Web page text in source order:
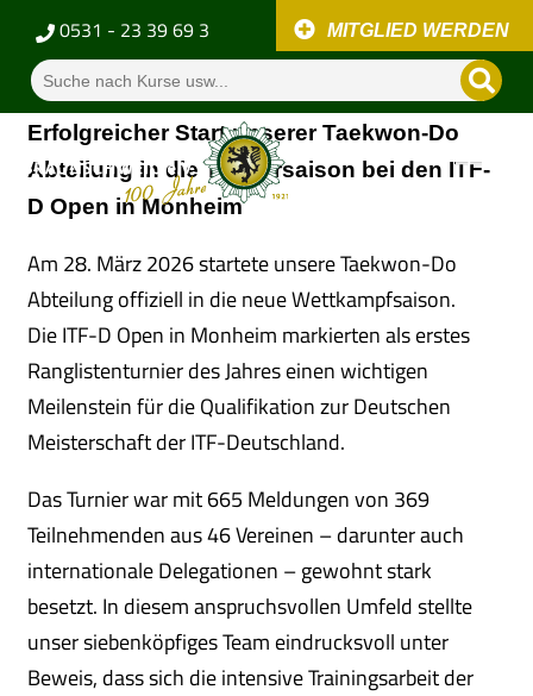
0531 - 23 39 69 3 MITGLIED WERDEN
Erfolgreicher Start unserer Taekwon-Do
Abteilung in die Turniersaison bei den ITF-
D Open in Monheim
Am 28. März 2026 startete unsere Taekwon-Do
Abteilung offiziell in die neue Wettkampfsaison.
DieITF-D Open in Monheim markierten als erstes
Ranglistenturnier des Jahres einen wichtigen
Meilenstein für die Qualifikation zur Deutschen
Meisterschaft der ITF-Deutschland.
Das Turnier war mit 665 Meldungen von 369
Teilnehmenden aus 46 Vereinen – darunter auch
internationale Delegationen – gewohnt stark
besetzt. In diesem anspruchsvollen Umfeld stellte
unser siebenköpfiges Team eindrucksvoll unter
Beweis, dass sich die intensive Trainingsarbeit der